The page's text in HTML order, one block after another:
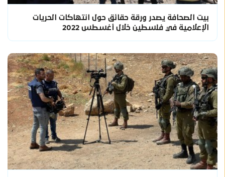
بيت الصحافة يصدر ورقة حقائق حول انتهاكات الحريات
الإعلامية في فلسطين خلال أغسطس 2022